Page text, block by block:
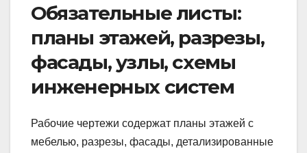
Обязательные листы:
планы этажей, разрезы,
фасады, узлы, схемы
инженерных систем
Рабочие чертежи содержат планы этажей с
мебелью, разрезы, фасады, детализированные